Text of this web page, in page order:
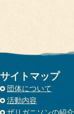
サイトマップ
団体について
活動内容